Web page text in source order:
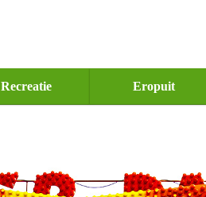
Recreatie Eropuit